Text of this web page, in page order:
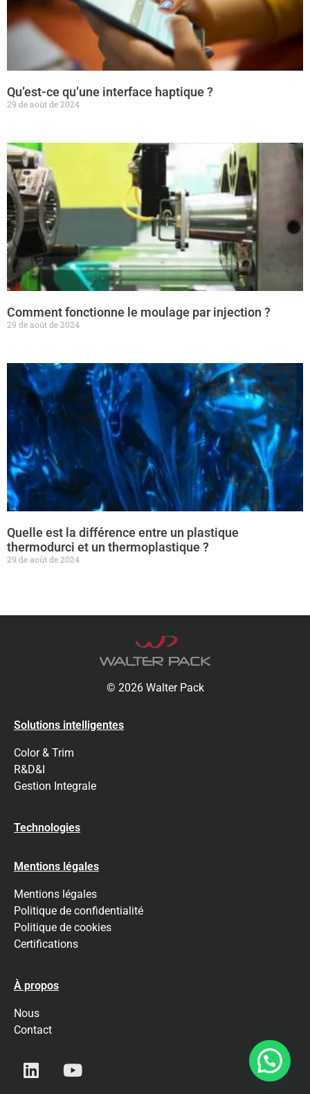
Qu’est-ce qu’une interface haptique ?
29 de août de 2024
Comment fonctionne le moulage par injection ?
29 de août de 2024
Quelle est la différence entre un plastique
thermodurci et un thermoplastique ?
29 de août de 2024
© 2026 Walter Pack
Solutions intelligentes
Color & Trim
R&D&I
Gestion Integrale
Technologies
Mentions légales
Mentions légales
Politique de confidentialité
Politique de cookies
Certifications
À propos
Nous
Contact